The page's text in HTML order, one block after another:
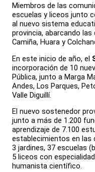
Miembros de las
escuelas y liceos junto
al nuevo sistema
provincia, abarcando
Camiña, Huara y
En este inicio de año, el
incorporación de 10
Pública, junto a Marga
Andes, Los Parques,
Valle Diguillí.
El nuevo sostenedor
junto a más de 1.200
aprendizaje de 7.100
establecimientos en las
3 jardines, 37 escuelas
5 liceos con
humanista científico.